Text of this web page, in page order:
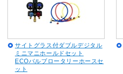
サイトグラス付ダブルデジタル
ミニマニホールドセット
ECOバルブロータリーホースセ
ット